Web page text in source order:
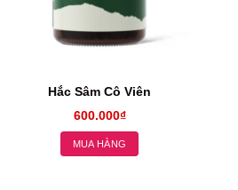
Hắc Sâm Cô Viên
600.000₫
MUA HÀNG